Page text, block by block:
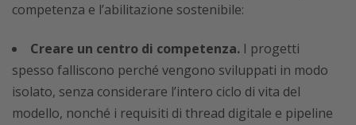
competenza e l’abilitazione sostenibile:
Creare un centro di competenza. I progetti
spesso falliscono perché vengono sviluppati in modo
isolato, senza considerare l’intero ciclo di vita del
modello, nonché i requisiti di thread digitale e pipeline